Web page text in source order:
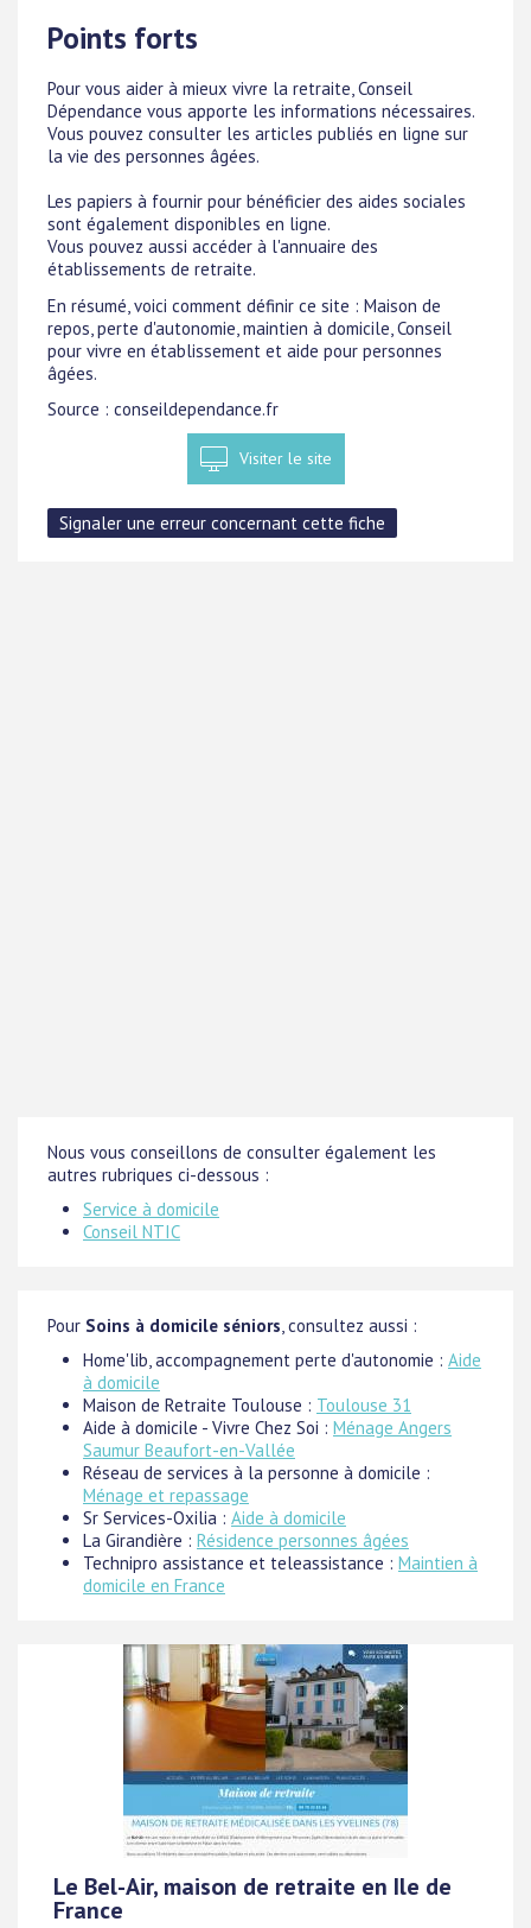
Points forts
Pour vous aider à mieux vivre la retraite, Conseil
Dépendance vous apporte les informations nécessaires.
Vous pouvez consulter les articles publiés en ligne sur
la vie des personnes âgées.
Les papiers à fournir pour bénéficier des aides sociales
sont également disponibles en ligne.
Vous pouvez aussi accéder à l'annuaire des
établissements de retraite.
En résumé, voici comment définir ce site : Maison de
repos, perte d'autonomie, maintien à domicile, Conseil
pour vivre en établissement et aide pour personnes
âgées.
Source : conseildependance.fr
Visiter le site
Nous vous conseillons de consulter également les
autres rubriques ci-dessous :
Service à domicile
Conseil NTIC
Pour Soins à domicile séniors, consultez aussi :
Home'lib, accompagnement perte d'autonomie : Aide
à domicile
Maison de Retraite Toulouse : Toulouse 31
Aide à domicile - Vivre Chez Soi : Ménage Angers
Saumur Beaufort-en-Vallée
Réseau de services à la personne à domicile :
Ménage et repassage
Sr Services-Oxilia : Aide à domicile
La Girandière : Résidence personnes âgées
Technipro assistance et teleassistance : Maintien à
domicile en France
Le Bel-Air, maison de retraite en Ile de
France